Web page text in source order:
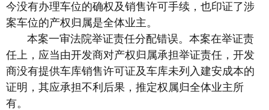
今没有办理车位的确权及销售许可手续，也印证了涉
案车位的产权归属是全体业主。
本案一审法院举证责任分配错误。本案在举证责
任上，应当由开发商对产权归属承担举证责任，开发
商没有提供车库销售许可证及车库未列入建安成本的
证明，其应承担不利后果，推定权属归全体业主所
有。